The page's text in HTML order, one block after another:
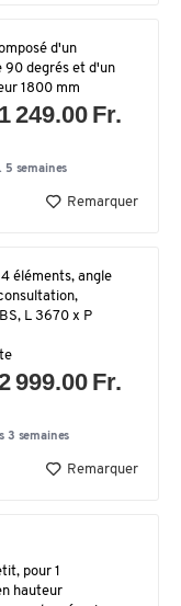
d'un
90 degrés et d'un
1800 mm
249.00 Fr.
5 semaines
Remarquer
éléments, angle
L 3670 x P
999.00 Fr.
3 semaines
Remarquer
pour 1
hauteur